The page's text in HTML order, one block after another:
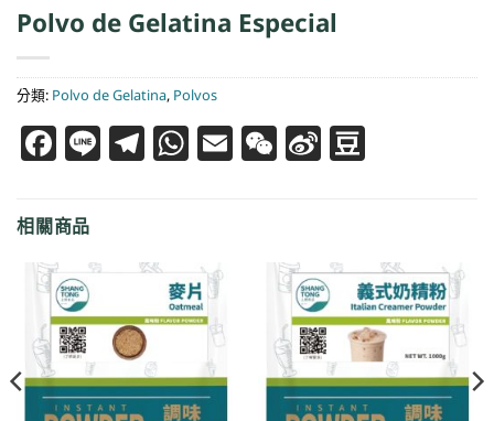
Polvo de Gelatina Especial
分類: Polvo de Gelatina, Polvos
Facebook
LineTelegram
WhatsApp
EmailWeChat
Sina
相關商品